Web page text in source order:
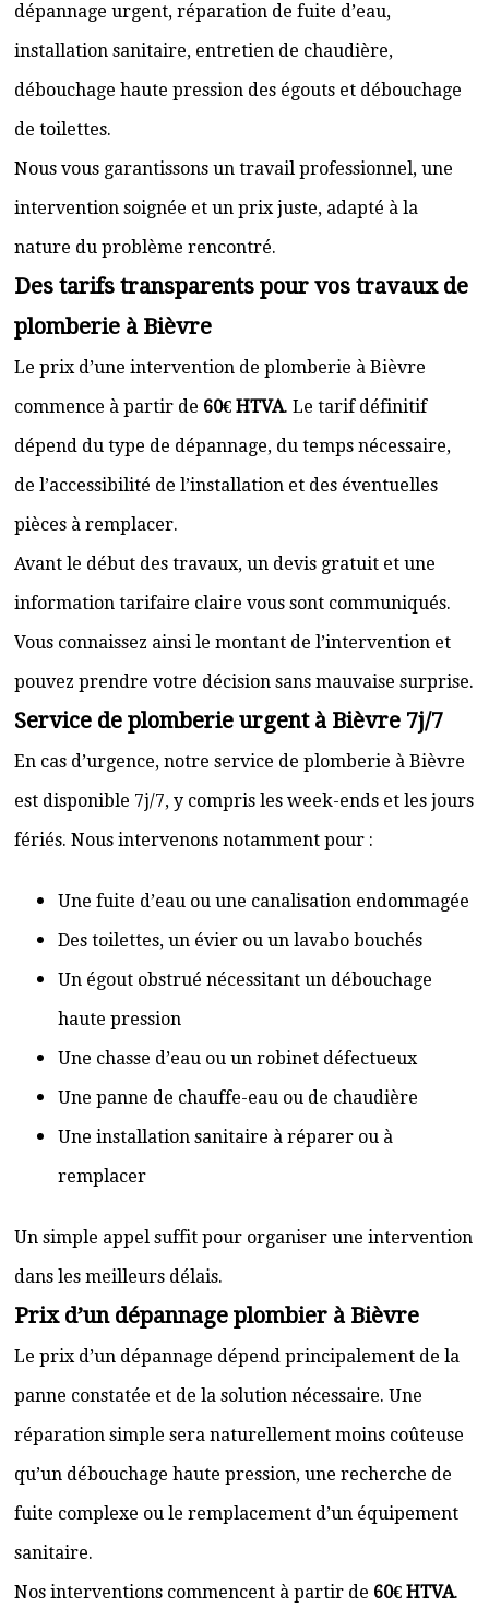
dépannage urgent, réparation de fuite d’eau,
installation sanitaire, entretien de chaudière,
débouchage haute pression des égouts et débouchage
de toilettes.
Nous vous garantissons un travail professionnel, une
intervention soignée et un prix juste, adapté à la
nature du problème rencontré.
Des tarifs transparents pour vos travaux de
plomberie à Bièvre
Le prix d’une intervention de plomberie à Bièvre
commence à partir de 60€ HTVA. Le tarif définitif
dépend du type de dépannage, du temps nécessaire,
de l’accessibilité de l’installation et des éventuelles
pièces à remplacer.
Avant le début des travaux, un devis gratuit et une
information tarifaire claire vous sont communiqués.
Vous connaissez ainsi le montant de l’intervention et
pouvez prendre votre décision sans mauvaise surprise.
Service de plomberie urgent à Bièvre 7j/7
En cas d’urgence, notre service de plomberie à Bièvre
est disponible 7j/7, y compris les week-ends et les jours
fériés. Nous intervenons notamment pour :
Une fuite d’eau ou une canalisation endommagée
Des toilettes, un évier ou un lavabo bouchés
Un égout obstrué nécessitant un débouchage
haute pression
Une chasse d’eau ou un robinet défectueux
Une panne de chauffe-eau ou de chaudière
Une installation sanitaire à réparer ou à
remplacer
Un simple appel suffit pour organiser une intervention
dans les meilleurs délais.
Prix d’un dépannage plombier à Bièvre
Le prix d’un dépannage dépend principalement de la
panne constatée et de la solution nécessaire. Une
réparation simple sera naturellement moins coûteuse
qu’un débouchage haute pression, une recherche de
fuite complexe ou le remplacement d’un équipement
sanitaire.
Nos interventions commencent à partir de 60€ HTVA.